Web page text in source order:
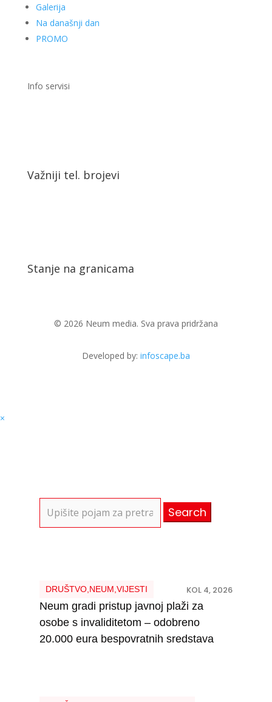
Galerija
Na današnji dan
PROMO
Info servisi
Važniji tel. brojevi
Stanje na granicama
© 2026 Neum media. Sva prava pridržana
Developed by: infoscape.ba
×
for:
DRUŠTVO, NEUM VIJESTI KOL 4, 2026
Neum gradi pristup javnoj plaži za
osobe s invaliditetom – odobreno
20.000 eura bespovratnih sredstava